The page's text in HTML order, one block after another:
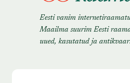
Eesti vanim
Maailma suurim Eesti
uued, kasutatud ja